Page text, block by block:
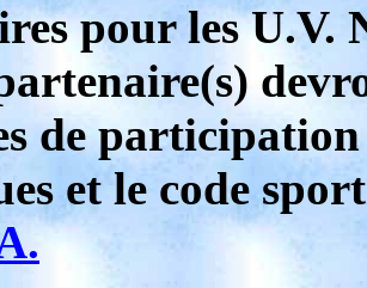
pour les U.V.
de
et le code